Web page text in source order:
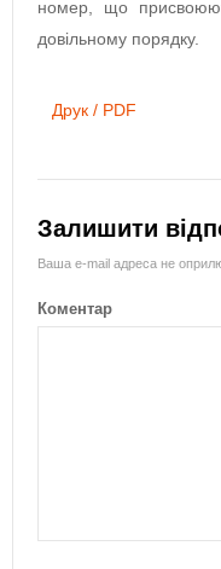
номер, що
довільному порядку.
Друк / PDF
Залишити
Ваша e-mail адреса не
Коментар